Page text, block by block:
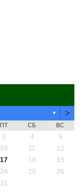
▼ >
ПТ СБ ВС
3 4
5
10 11
12
17 18
19
24 25
26
31